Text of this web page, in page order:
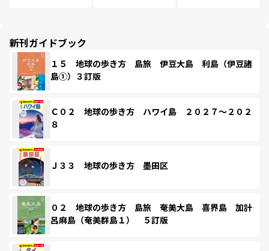
新刊ガイドブック
１５ 地球の歩き方 島旅 伊豆大島 利島（伊豆諸
島①）３訂版
Ｃ０２ 地球の歩き方 ハワイ島 ２０２７～２０２
８
Ｊ３３ 地球の歩き方 墨田区
０２ 地球の歩き方 島旅 奄美大島 喜界島 加計
呂麻島（奄美群島１） ５訂版